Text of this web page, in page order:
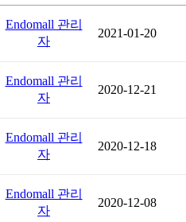
Endomall 관리
자
2021-01-20
Endomall 관리
자
2020-12-21
Endomall 관리
자
2020-12-18
Endomall 관리
자
2020-12-08